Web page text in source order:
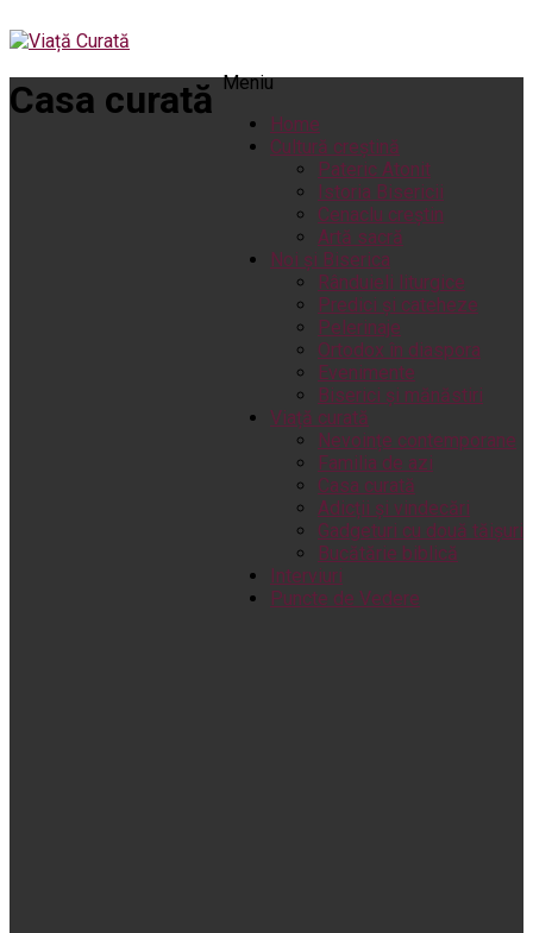
Meniu
Home
Cultură creștină
Pateric Atonit
Istoria Bisericii
Cenaclu creștin
Artă sacră
Noi și Biserica
Rânduieli liturgice
Predici și cateheze
Pelerinaje
Ortodox în diaspora
Evenimente
Biserici și mănăstiri
Viață curată
Nevoințe contemporane
Familia de azi
Casa curată
Adicții și vindecări
Gadgeturi cu două tăișuri
Bucătărie biblică
Interviuri
Puncte de Vedere
Casa curată